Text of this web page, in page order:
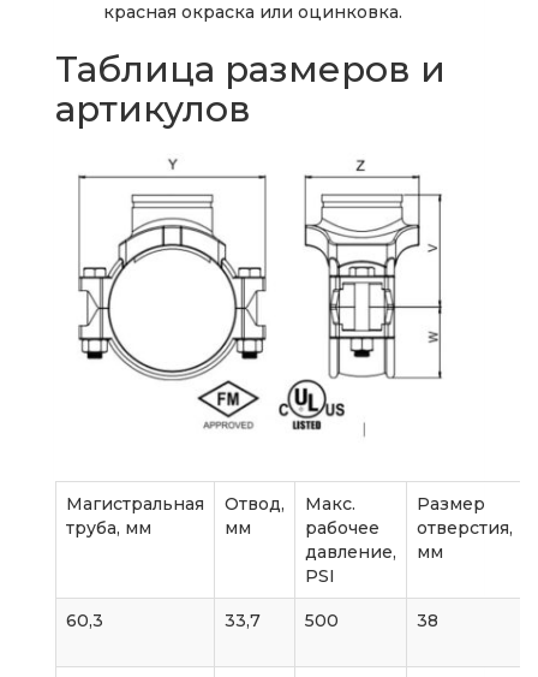
красная окраска или оцинковка.
Таблица размеров и
артикулов
Магистральная
труба, мм
Отвод,
мм
Макс.
рабочее
давление,
PSI
Размер
отверстия,
мм
60,3 33,7 500 38